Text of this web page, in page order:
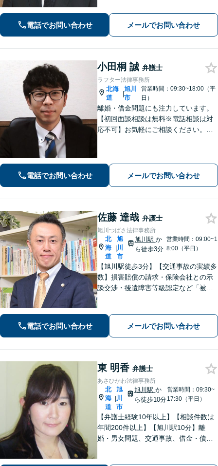
理・民事・刑事事件など幅広い対応が
可能です。
電話でお問い合わせ メールでお問い合わせ
小田桐 誠 弁護士
ラフター法律事務所
北海
道
|
旭川
市
営業時間：09:30~18:00（平
日）
離婚・借金問題にも注力しています。
【初回面談相談は無料※電話相談は対
応不可】お気軽にご相談ください。解
電話でお問い合わせ メールでお問い合わせ
佐藤 達哉 弁護士
旭川つばさ法律事務所
北
海
道
|
旭
川
市
旭川駅 か
ら徒歩3分
営業時間：09:00~1
8:00（平日）
【旭川駅徒歩3分】【交通事故の実績多
数】損害賠償の請求・保険会社との示
談交渉・後遺障害等級認定など「被害
ど、事故に遭われたらまずご相談を
【初回相談無料】【ビデオ面談可】
電話でお問い合わせ メールでお問い合わせ
東 明香 弁護士
あさひかわ法律事務所
北
海
道
|
旭
川
市
旭川駅 か
ら徒歩10分
営業時間：09:30~
17:30（平日）
【弁護士経験10年以上】【相談件数は
年間200件以上】【旭川駅10分】離
婚・男女問題、交通事故、借金・債務